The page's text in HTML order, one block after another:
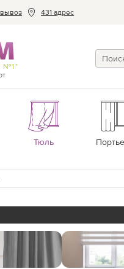
431 адрес
№1*
Тюль